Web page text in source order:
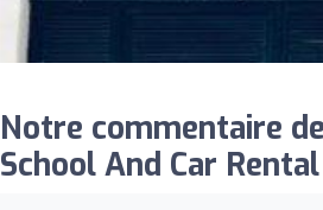
Notre commentaire
School And Car